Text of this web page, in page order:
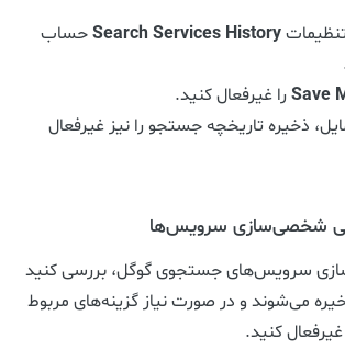
Search Services Historyحساب
Saveرا غیرفعال کنید.
ذخیره تاریخچه جستجو را نیز غیرفعال
شخصی‌سازی سرویس‌ها
سرویس‌های جستجوی گوگل، بررسی کنید
می‌شوند و در صورت نیاز گزینه‌های مربوط
کنید.